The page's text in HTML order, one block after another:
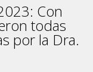
Con
todas
por la Dra.